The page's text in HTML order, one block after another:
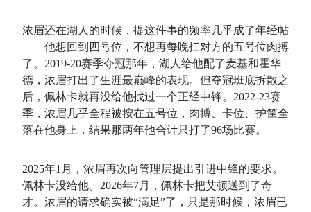
浓眉还在湖人的时候，提这件事的频率几乎成了年经帖
——他想回到四号位，不想再每晚扛对方的五号位肉搏
了。2019-20赛季夺冠那年，湖人给他配了麦基和霍华
德，浓眉打出了生涯最巅峰的表现。但夺冠班底拆散之
后，佩林卡就再没给他找过一个正经中锋。2022-23赛
季，浓眉几乎全程被按在五号位，肉搏、卡位、护筐全
落在他身上，结果那两年他合计只打了96场比赛。
2025年1月，浓眉再次向管理层提出引进中锋的要求。
佩林卡没给他。2026年7月，佩林卡把艾顿送到了奇
才。浓眉的请求确实被“满足”了，只是那时候，浓眉已